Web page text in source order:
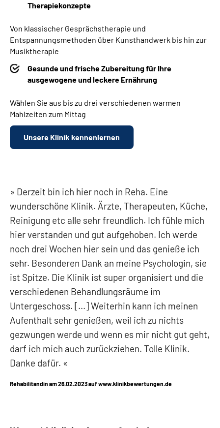
Therapiekonzepte
Von klassischer Gesprächstherapie und
Entspannungsmethoden über Kunsthandwerk bis hin zur
Musiktherapie
Gesunde und frische Zubereitung für Ihre
ausgewogene und leckere Ernährung
Wählen Sie aus bis zu drei verschiedenen warmen
Mahlzeiten zum Mittag
Unsere Klinik kennenlernen
Derzeit bin ich hier noch in Reha. Eine
wunderschöne Klinik. Ärzte, Therapeuten, Küche,
Reinigung etc alle sehr freundlich. Ich fühle mich
hier verstanden und gut aufgehoben. Ich werde
noch drei Wochen hier sein und das genieße ich
sehr. Besonderen Dank an meine Psychologin, sie
ist Spitze. Die Klinik ist super organisiert und die
verschiedenen Behandlungsräume im
Untergeschoss. [...] Weiterhin kann ich meinen
Aufenthalt sehr genießen, weil ich zu nichts
gezwungen werde und wenn es mir nicht gut geht,
darf ich mich auch zurückziehen. Tolle Klinik.
Danke dafür.
Rehabilitandin am 26.02.2023 auf www.klinikbewertungen.de